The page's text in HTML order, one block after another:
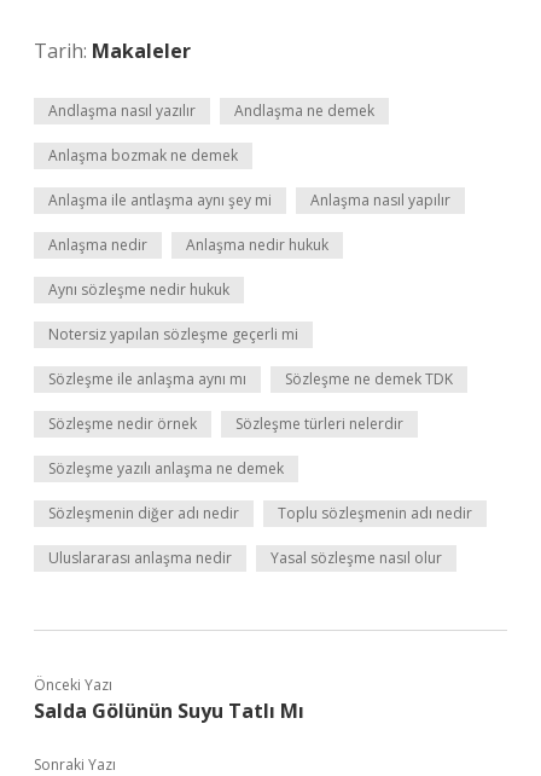
Tarih: Makaleler
Andlaşma nasıl yazılır Andlaşma ne demek
Anlaşma bozmak ne demek
Anlaşma ile antlaşma aynı şey mi Anlaşma nasıl yapılır
Anlaşma nedir Anlaşma nedir hukuk
Aynı sözleşme nedir hukuk
Notersiz yapılan sözleşme geçerli mi
Sözleşme ile anlaşma aynı mı Sözleşme ne demek TDK
Sözleşme nedir örnek Sözleşme türleri nelerdir
Sözleşme yazılı anlaşma ne demek
Sözleşmenin diğer adı nedir Toplu sözleşmenin adı nedir
Uluslararası anlaşma nedir Yasal sözleşme nasıl olur
Önceki Yazı
Salda Gölünün Suyu Tatlı Mı
Sonraki Yazı